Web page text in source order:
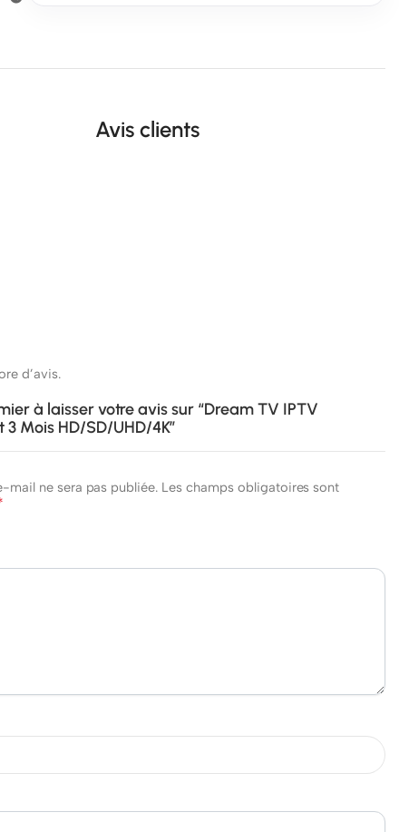
chaque achat
Avis clients
d’avis.
à laisser votre avis sur “Dream TV IPTV
Mois HD/SD/UHD/4K”
mail ne sera pas publiée. Les champs obligatoires sont